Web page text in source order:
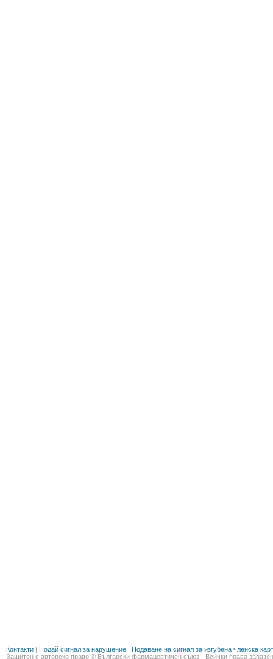
Контакти | Подай сигнал за нарушение | Подаване на сигнал за изгубена членска
Защитен с авторско право © Български фармацевтичен съюз - Всички права